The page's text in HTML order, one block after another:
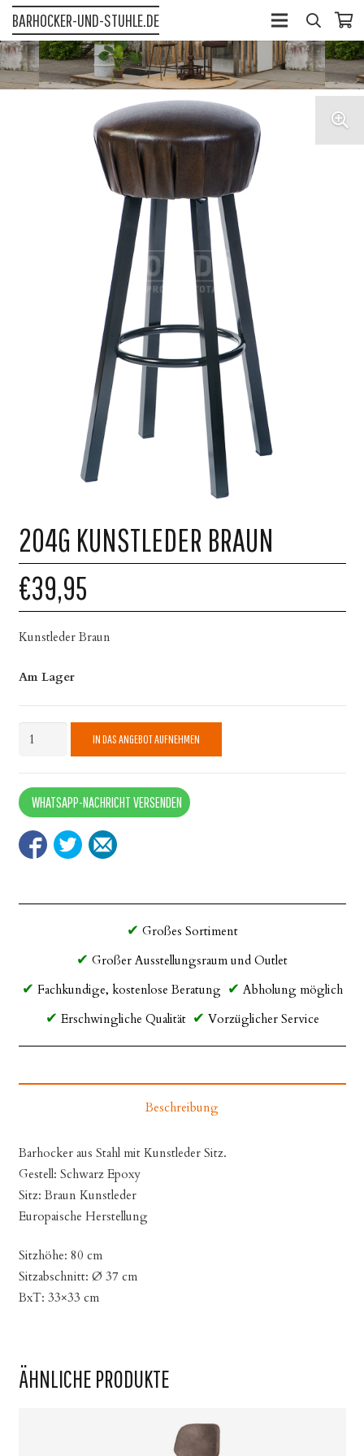
BARHOCKER-UND-STUHLE.DE
204G KUNSTLEDER BRAUN
€39,95
Kunstleder Braun
Am Lager
204G
Kunstleder
Braun
Menge
IN DAS ANGEBOT AUFNEHMEN
WHATSAPP-NACHRICHT VERSENDEN
Großes Sortiment
Großer Ausstellungsraum und Outlet
Fachkundige, kostenlose Beratung
Abholung möglich
Erschwingliche Qualität
Vorzüglicher Service
Beschreibung
Barhocker aus Stahl mit Kunstleder Sitz.
Gestell: Schwarz Epoxy
Sitz: Braun Kunstleder
Europaische Herstellung
Sitzhöhe: 80 cm
Sitzabschnitt: Ø 37 cm
BxT: 33×33 cm
ÄHNLICHE PRODUKTE